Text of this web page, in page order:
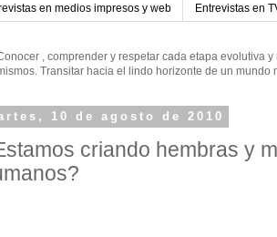
en medios impresos y web Entrevistas en
, comprender y respetar cada etapa evolutiva
Transitar hacia el lindo horizonte de un mundo
10 de agosto de 2010
criando hembras y